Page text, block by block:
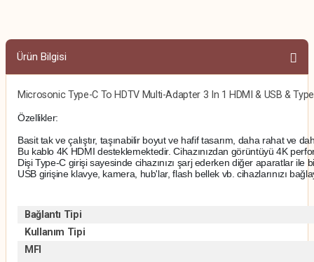
Ürün Bilgisi
Microsonic Type-C To HDTV Multi-Adapter 3 In 1 HDMI & USB &
Özellikler:
Basit tak ve çalıştır, taşınabilir boyut ve hafif tasarım, daha rahat ve
Bu kablo 4K HDMI desteklemektedir. Cihazınızdan görüntüyü 4K
Dişi Type-C girişi sayesinde cihazınızı şarj ederken diğer aparatlar ile
USB girişine klavye, kamera, hub'lar, flash bellek vb. cihazlarınızı
Bağlantı Tipi
Kullanım Tipi
MFI